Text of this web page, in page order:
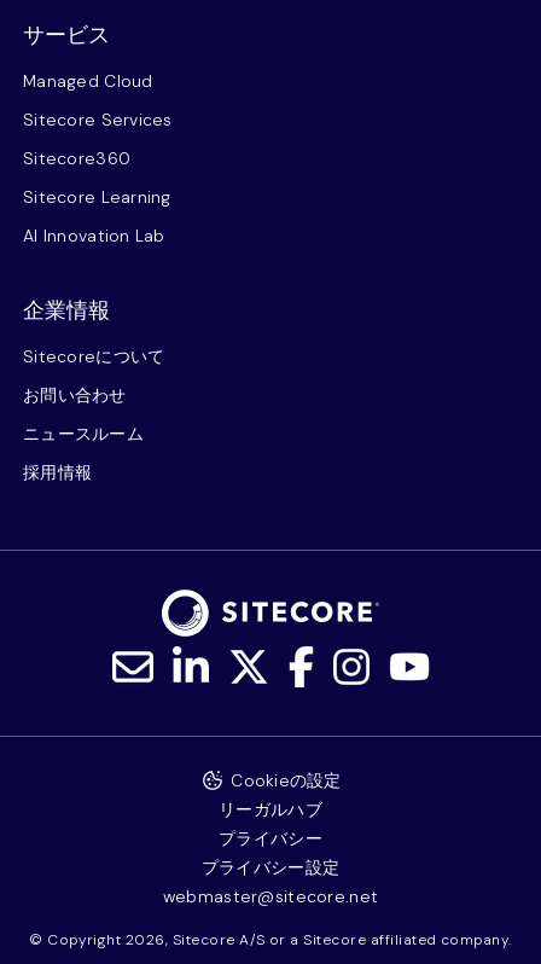
サービス
Managed Cloud
Sitecore Services
Sitecore360
Sitecore Learning
AI Innovation Lab
企業情報
Sitecoreについて
お問い合わせ
ニュースルーム
採用情報
© Copyright 2026, Sitecore A/S or a Sitecore affiliated company.
Cookieの設定
リーガルハブ
プライバシー
プライバシー設定
webmaster@sitecore.net